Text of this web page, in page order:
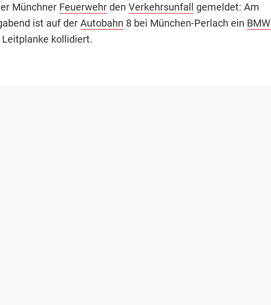
Münchner Feuerwehrden Verkehrsunfall gemeldet: Am
ist auf der Autobahn 8 bei München-Perlach ein BMW
kollidiert.